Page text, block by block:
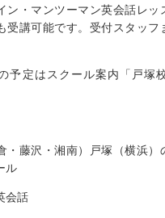
ン・マンツーマン英会話レッ
受講可能です。受付スタッフ
予定はスクール案内「戸塚
・藤沢・湘南）戸塚（横浜）
ル
会話